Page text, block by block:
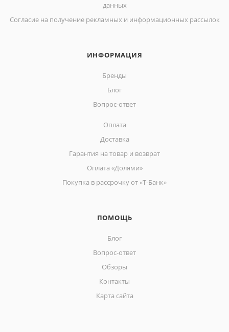
данных
Согласие на получение рекламных и информационных рассылок
ИНФОРМАЦИЯ
Бренды
Блог
Вопрос-ответ
Оплата
Доставка
Гарантия на товар и возврат
Оплата «Долями»
Покупка в рассрочку от «Т-Банк»
ПОМОЩЬ
Блог
Вопрос-ответ
Обзоры
Контакты
Карта сайта